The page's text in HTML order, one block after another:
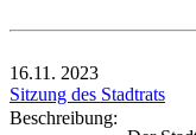
16.11. 2023
Sitzung des Stadtrats
Beschreibung: